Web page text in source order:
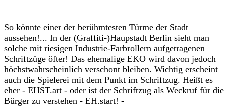
So könnte einer der berühmtesten Türme der Stadt
aussehen!... In der (Graffiti-)Haupstadt Berlin sieht man
solche mit riesigen Industrie-Farbrollern aufgetragenen
Schriftzüge öfter! Das ehemalige EKO wird davon jedoch
höchstwahrscheinlich verschont bleiben. Wichtig erscheint
auch die Spielerei mit dem Punkt im Schriftzug. Heißt es
eher - EHST.art - oder ist der Schriftzug als Weckruf für die
Bürger zu verstehen - EH.start! -